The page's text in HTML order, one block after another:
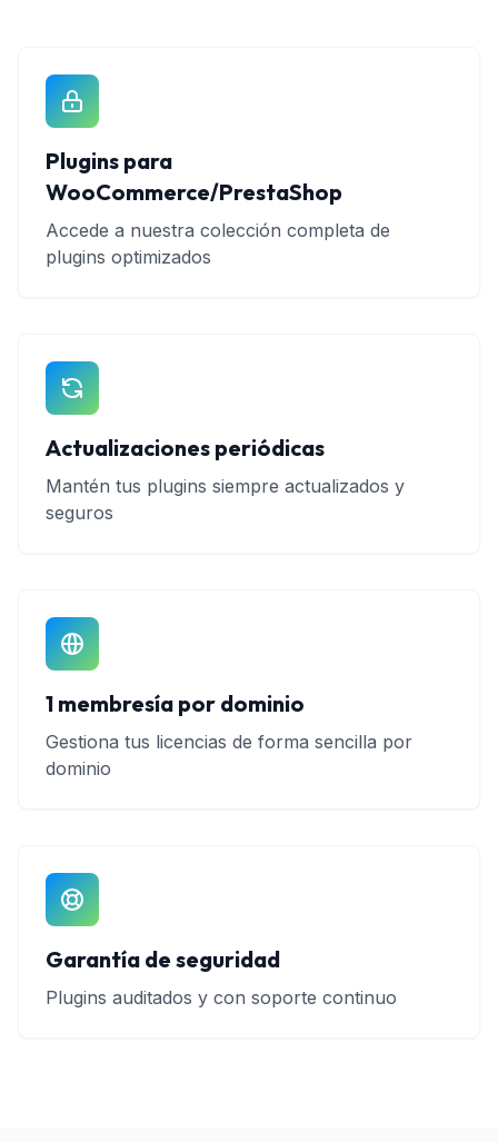
Plugins para
WooCommerce/PrestaShop
Accede a nuestra colección completa de
plugins optimizados
Actualizaciones periódicas
Mantén tus plugins siempre actualizados y
seguros
1 membresía por dominio
Gestiona tus licencias de forma sencilla por
dominio
Garantía de seguridad
Plugins auditados y con soporte continuo